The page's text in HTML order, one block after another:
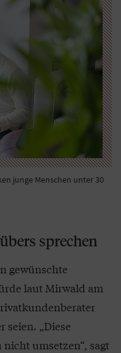
junge Menschen unter 30
sprechen
gewünschte
laut Mirwald am
„Diese
umsetzen“, sagt